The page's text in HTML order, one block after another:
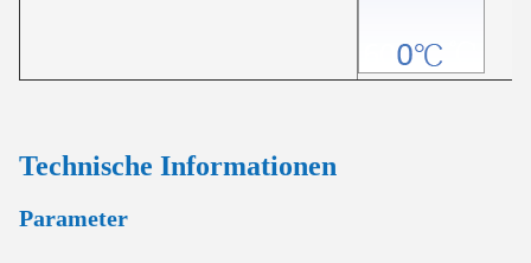
Technische Informationen
Parameter